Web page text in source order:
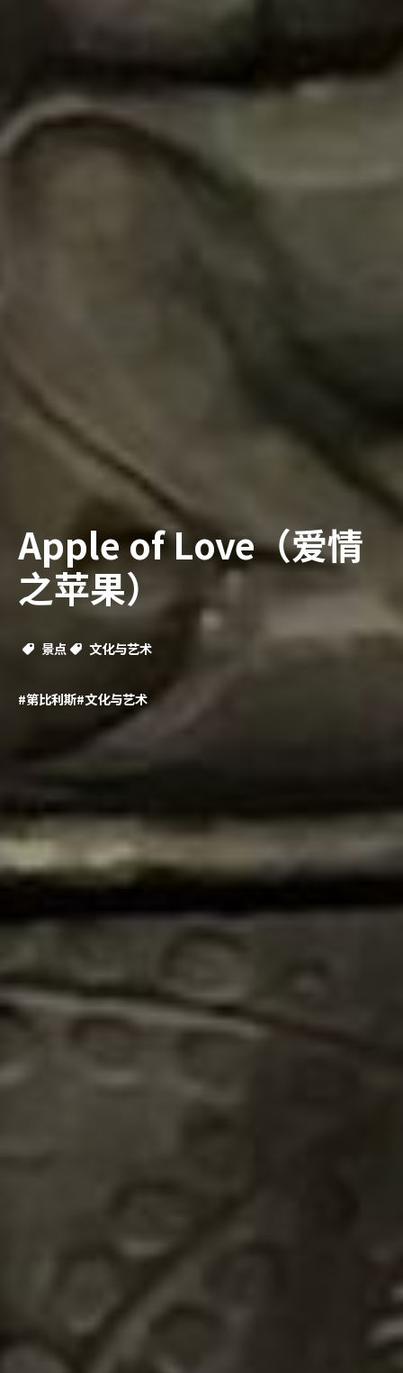
Apple of Love（爱情
之苹果）
景点 文化与艺术
#第比利斯#文化与艺术